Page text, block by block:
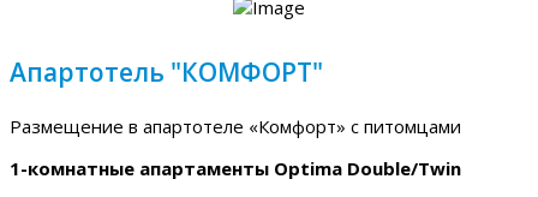
Апартотель "КОМФОРТ"
Размещение в апартотеле «Комфорт» с питомцами
1-комнатные апартаменты Optima Double/Twin